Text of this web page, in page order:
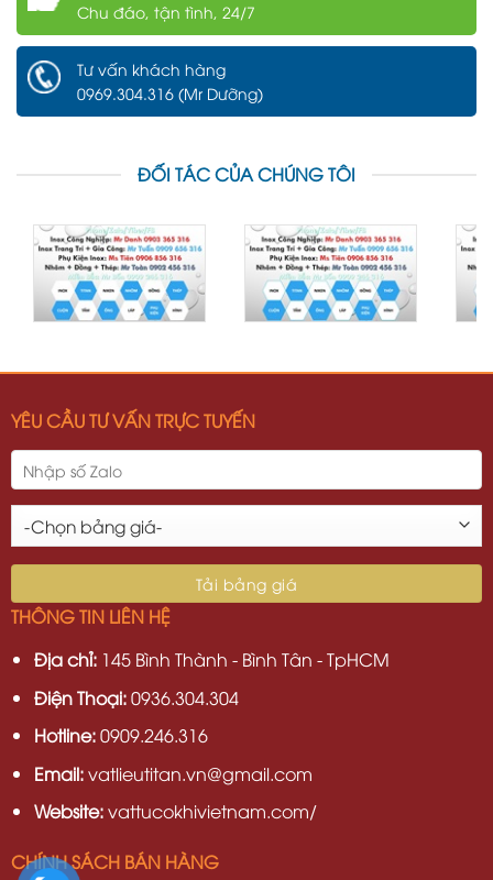
Chu đáo, tận tình, 24/7
Tư vấn khách hàng
0969.304.316 (Mr Dưỡng)
ĐỐI TÁC CỦA CHÚNG TÔI
YÊU CẦU TƯ VẤN TRỰC TUYẾN
THÔNG TIN LIÊN HỆ
Địa chỉ:145 Bình Thành - Bình Tân - TpHCM
Điện Thoại:0936.304.304
Hotline:0909.246.316
Email:vatlieutitan.vn@gmail.com
Website:vattucokhivietnam.com/
CHÍNH SÁCH BÁN HÀNG